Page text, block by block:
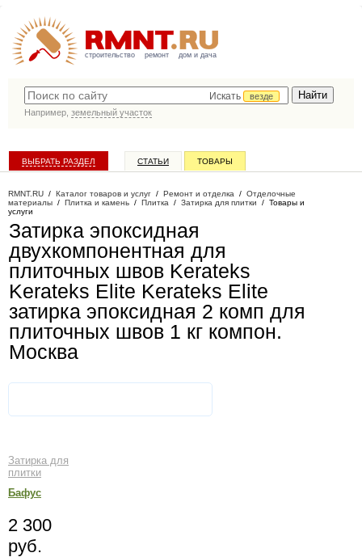
строительство ремонт дом и дача
Искать
везде
Например, земельный участок
ВЫБРАТЬ РАЗДЕЛ СТАТЬИ ТОВАРЫ
RMNT.RU / Каталог товаров и услуг / Ремонт и отделка / Отделочные
материалы / Плитка и камень / Плитка / Затирка для плитки / Товары и
услуги
Затирка эпоксидная
двухкомпонентная для
плиточных швов Kerateks
Kerateks Elite Kerateks Elite
затирка эпоксидная 2 комп для
плиточных швов 1 кг компон.
Москва
Затирка для
плитки
Бафус
2 300
руб.